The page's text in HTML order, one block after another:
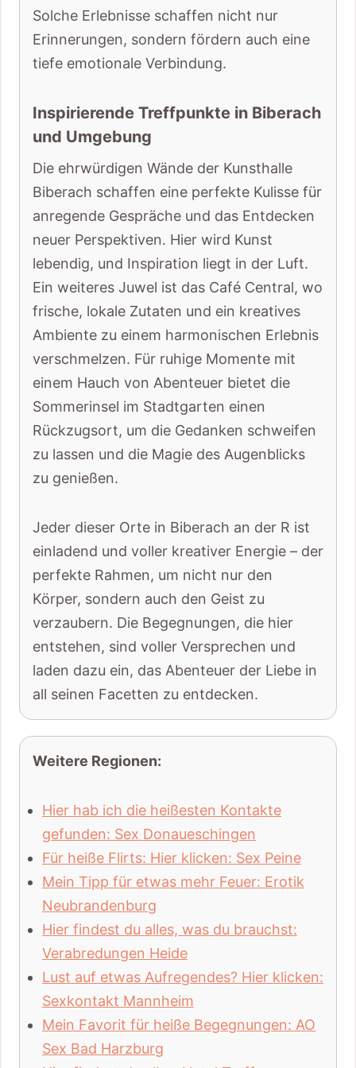
Solche Erlebnisse schaffen nicht nur
Erinnerungen, sondern fördern auch eine
tiefe emotionale Verbindung.
Inspirierende Treffpunkte in Biberach
und Umgebung
Die ehrwürdigen Wände der Kunsthalle
Biberach schaffen eine perfekte Kulisse für
anregende Gespräche und das Entdecken
neuer Perspektiven. Hier wird Kunst
lebendig, und Inspiration liegt in der Luft.
Ein weiteres Juwel ist das Café Central, wo
frische, lokale Zutaten und ein kreatives
Ambiente zu einem harmonischen Erlebnis
verschmelzen. Für ruhige Momente mit
einem Hauch von Abenteuer bietet die
Sommerinsel im Stadtgarten einen
Rückzugsort, um die Gedanken schweifen
zu lassen und die Magie des Augenblicks
zu genießen.
Jeder dieser Orte in Biberach an der R ist
einladend und voller kreativer Energie – der
perfekte Rahmen, um nicht nur den
Körper, sondern auch den Geist zu
verzaubern. Die Begegnungen, die hier
entstehen, sind voller Versprechen und
laden dazu ein, das Abenteuer der Liebe in
all seinen Facetten zu entdecken.
Weitere Regionen:
Hier hab ich die heißesten Kontakte
gefunden: Sex Donaueschingen
Für heiße Flirts: Hier klicken: Sex Peine
Mein Tipp für etwas mehr Feuer: Erotik
Neubrandenburg
Hier findest du alles, was du brauchst:
Verabredungen Heide
Lust auf etwas Aufregendes? Hier klicken:
Sexkontakt Mannheim
Mein Favorit für heiße Begegnungen: AO
Sex Bad Harzburg